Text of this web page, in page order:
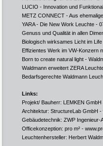
LUCIO - Innovation und
METZ CONNECT - Aus
YARA - Die New Work Leuchte -
Genuss und Qualität in allen
Biologisch wirksames Licht im
Effizientes Werk im VW-Konzern
Born to create natural light -
Waldmann erweitert ZERA
Bedarfsgerechte Waldmann
Links:
Projekt/ Bauherr: LEMKEN
Architektur: StructureLab GmbH -
Gebäudetechnik: ZWP Ingenieur-
Officekonzeption: pro m² -
Leuchtenhersteller: Herbert